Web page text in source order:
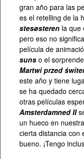
gran año para las
es el retelling de la
stesøsteren la que
pero eso no
película de
suns o el
Martwi przed
este año y tiene
se ha quedado
otras películas
Amsterdamned II
un hueco en
cierta distancia con
bueno. ¡Tengo